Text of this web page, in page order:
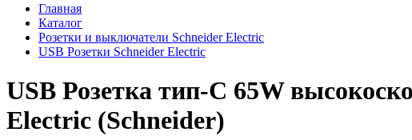
Главная
Каталог
Розетки и выключатели Schneider Electric
USB Розетки Schneider Electric
USB Розетка тип-C 65W
Electric (Schneider)